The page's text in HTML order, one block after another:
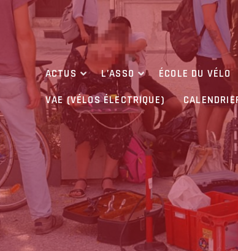
ACTUS L’ASSO ÉCOLE DU VÉLO
VAE (VÉLOS ÉLECTRIQUE)